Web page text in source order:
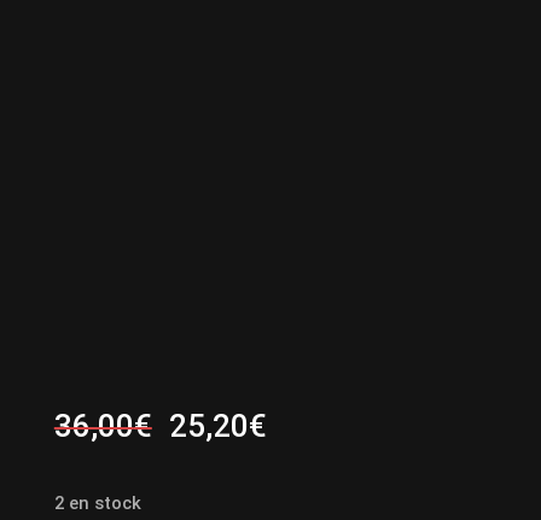
36,00€ Le
25,20€Le
2 en stock